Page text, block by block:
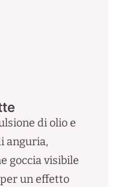
di olio e
anguria,
goccia visibile
un effetto